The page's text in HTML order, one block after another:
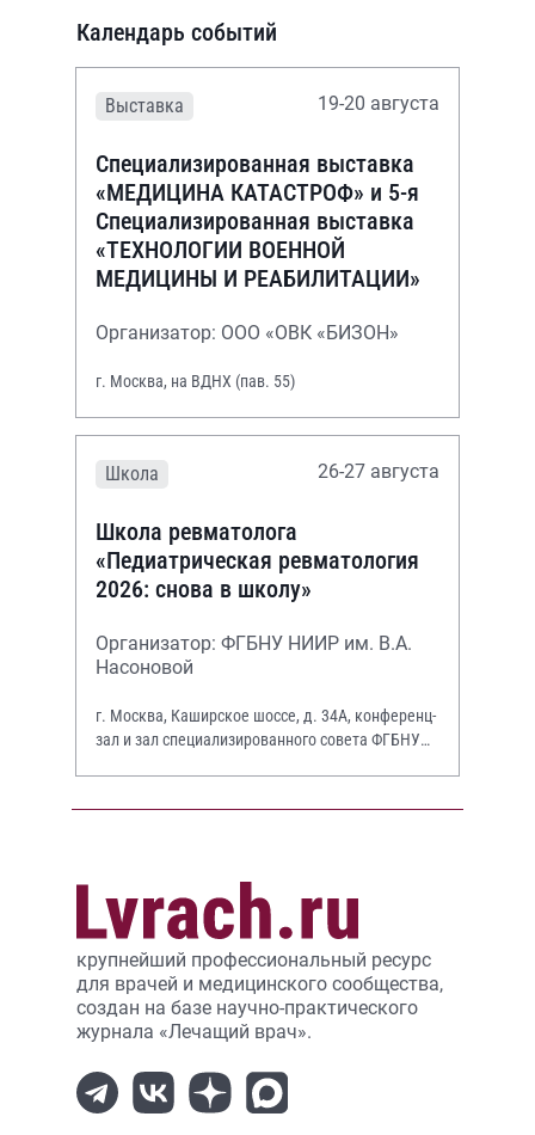
Календарь событий
Выставка 19-20 августа
Специализированная выставка
«МЕДИЦИНА КАТАСТРОФ» и 5-я
Специализированная выставка
«ТЕХНОЛОГИИ ВОЕННОЙ
МЕДИЦИНЫ И РЕАБИЛИТАЦИИ»
Организатор: ООО «ОВК «БИЗОН»
г. Москва, на ВДНХ (пав. 55)
Школа 26-27 августа
Школа ревматолога
«Педиатрическая ревматология
2026: снова в школу»
Организатор: ФГБНУ НИИР им. В.А.
Насоновой
г. Москва, Каширское шоссе, д. 34А, конференц-
зал и зал специализированного совета ФГБНУ
крупнейший профессиональный ресурс
для врачей и медицинского сообщества,
создан на базе научно-практического
журнала «Лечащий врач».